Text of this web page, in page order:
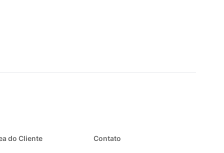
do Cliente Contato